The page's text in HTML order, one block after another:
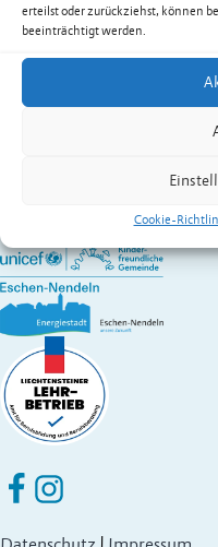
erteilst oder zurückziehst, können
beeinträchtigt werden.
Cookie-
E-Mailinfo@whiskyfestival-
Webwhiskyfestival-
Kontakt:HoopUwe
Fürstentum Liechtenstein
Eschen Nendeln auf
Eschen Nendeln auf